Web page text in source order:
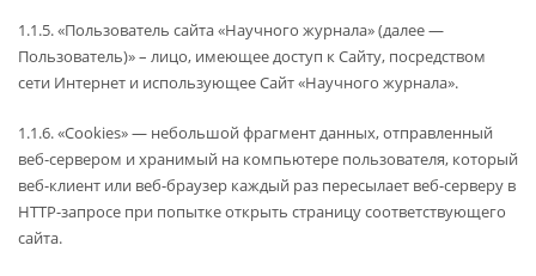
1.1.5. «Пользователь сайта «Научного журнала» (далее —
Пользователь)» – лицо, имеющее доступ к Сайту, посредством
сети Интернет и использующее Сайт «Научного журнала».
1.1.6. «Cookies» — небольшой фрагмент данных, отправленный
веб-сервером и хранимый на компьютере пользователя, который
веб-клиент или веб-браузер каждый раз пересылает веб-серверу в
HTTP-запросе при попытке открыть страницу соответствующего
сайта.